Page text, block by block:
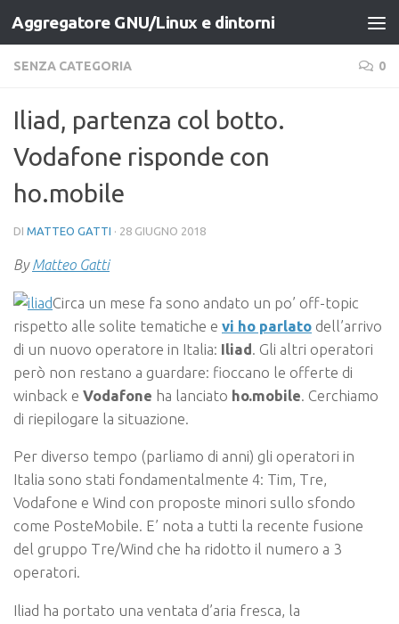
Salta al contenuto
Aggregatore GNU/Linux e dintorni
SENZA CATEGORIA 0
Iliad, partenza col botto.
Vodafone risponde con
ho.mobile
DI MATTEO GATTI · 28 GIUGNO 2018
ByMatteo Gatti
Circa un mese fa sono andato un po’ off-topic
rispetto alle solite tematiche e vi ho parlato dell’arrivo
di un nuovo operatore in Italia: Iliad . Gli altri operatori
però non restano a guardare: fioccano le offerte di
winback e Vodafone ha lanciato ho.mobile . Cerchiamo
di riepilogare la situazione.
Per diverso tempo (parliamo di anni) gli operatori in
Italia sono stati fondamentalmente 4: Tim, Tre,
Vodafone e Wind con proposte minori sullo sfondo
come PosteMobile. E’ nota a tutti la recente fusione
del gruppo Tre/Wind che ha ridotto il numero a 3
operatori.
Iliad ha portato una ventata d’aria fresca, la